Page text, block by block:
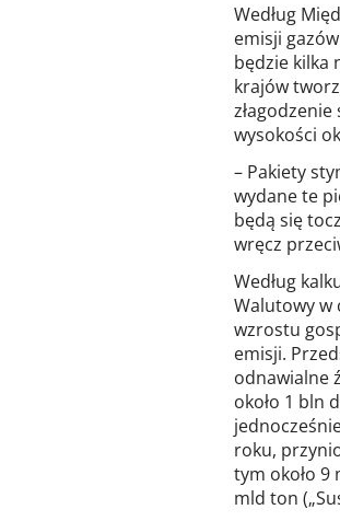
Według
emisji
będzie kilka
krajów
wysokości
– Pakiety
wydane te
będą się
wręcz
Według
Walutowy w
wzrostu
emisji.
odnawialne
około 1 bln
roku,
tym około 9
mld ton